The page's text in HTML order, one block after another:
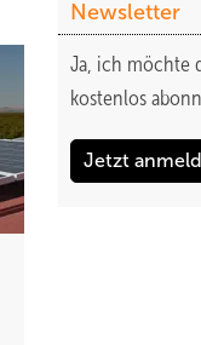
Newsletter
Ja, ich möchte
kostenlos
Jetzt